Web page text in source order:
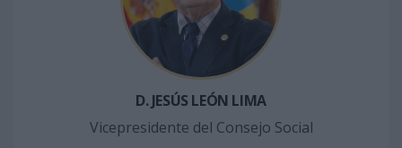
D. JESÚS LEÓN LIMA
Vicepresidente del Consejo Social